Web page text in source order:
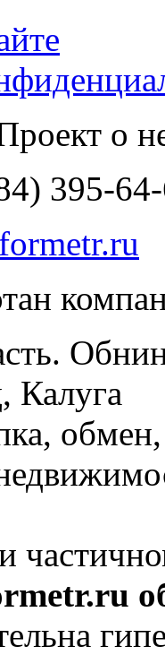
о
395-
Калуга
обмен,